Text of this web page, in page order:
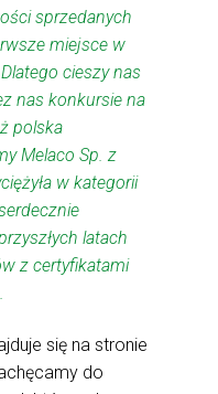
sprzedanych
miejsce w
cieszy nas
nas konkursie na
polska
Melaco Sp. z
w kategorii
latach
z certyfikatami
się na stronie
do